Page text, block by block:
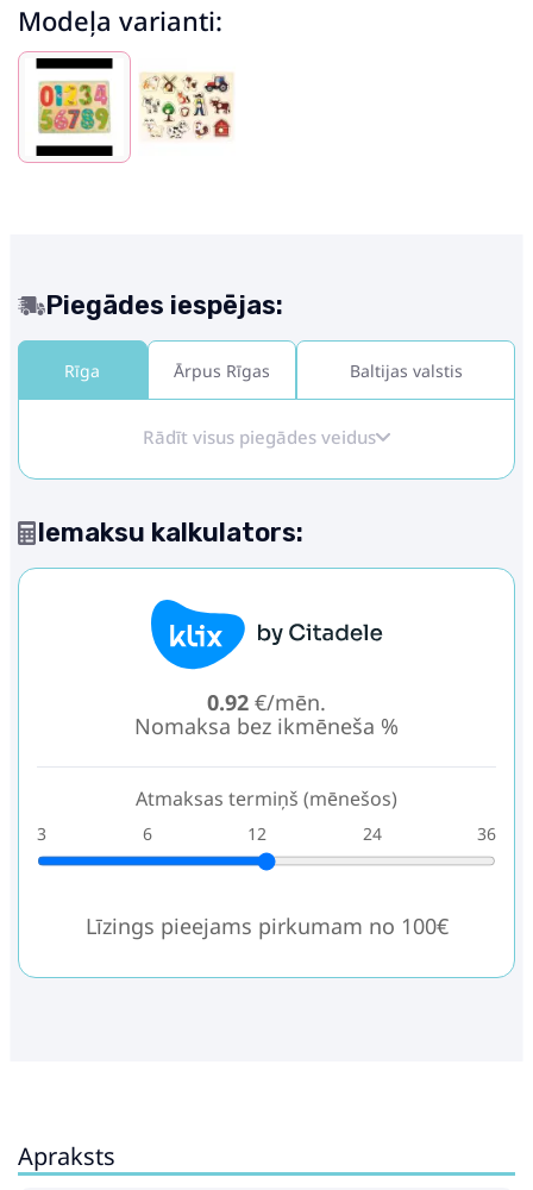
Modeļa varianti:
Piegādes iespējas:
Rīga Ārpus Rīgas Baltijas valstis
Rādīt visus piegādes veidus
Iemaksu kalkulators:
0.92 €/mēn.
Nomaksa bez ikmēneša %
Atmaksas termiņš (mēnešos)
3 6 12 24 36
Līzings pieejams pirkumam no 100€
Apraksts